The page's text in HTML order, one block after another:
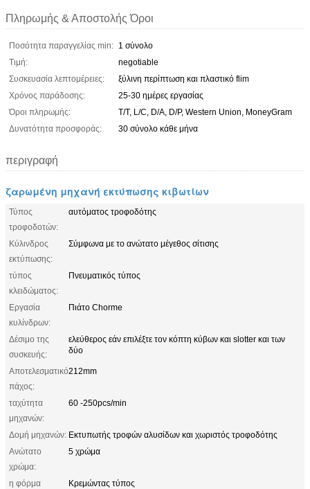
Πληρωμής & Αποστολής Όροι
Ποσότητα παραγγελίας min: 1 σύνολο
Τιμή:
negotiable
Συσκευασία λεπτομέρειες:
ξύλινη περίπτωση και πλαστικό flim
Χρόνος παράδοσης:
25-30 ημέρες εργασίας
Όροι πληρωμής:
T/T, L/C, D/A, D/P, Western Union, MoneyGram
Δυνατότητα προσφοράς:
30 σύνολο κάθε μήνα
περιγραφή
ζαρωμένη μηχανή εκτύπωσης κιβωτίων
Τύπος
τροφοδοτών:
αυτόματος τροφοδότης
Κύλινδρος
εκτύπωσης:
Σύμφωνα με το ανώτατο μέγεθος σίτισης
τύπος
κλειδώματος:
Πνευματικός τύπος
Εργασία
κυλίνδρων:
Πιάτο Chorme
Δέσιμο της
συσκευής:
ελεύθερος εάν επιλέξτε τον κόπτη κύβων και slotter και των
δύο
Αποτελεσματικό
πάχος:
212mm
ταχύτητα
μηχανών:
60 -250pcs/min
Δομή μηχανών: Εκτυπωτής τροφών αλυσίδων και χωριστός τροφοδότης
Ανώτατο
χρώμα:
5 χρώμα
η φόρμα
Κρεμώντας τύπος